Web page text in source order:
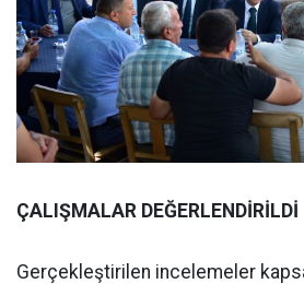
ÇALIŞMALAR DEĞERLENDİRİLDİ
Gerçekleştirilen incelemeler